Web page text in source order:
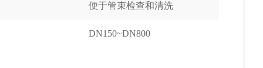
便于管束检查和清洗
DN150~DN800